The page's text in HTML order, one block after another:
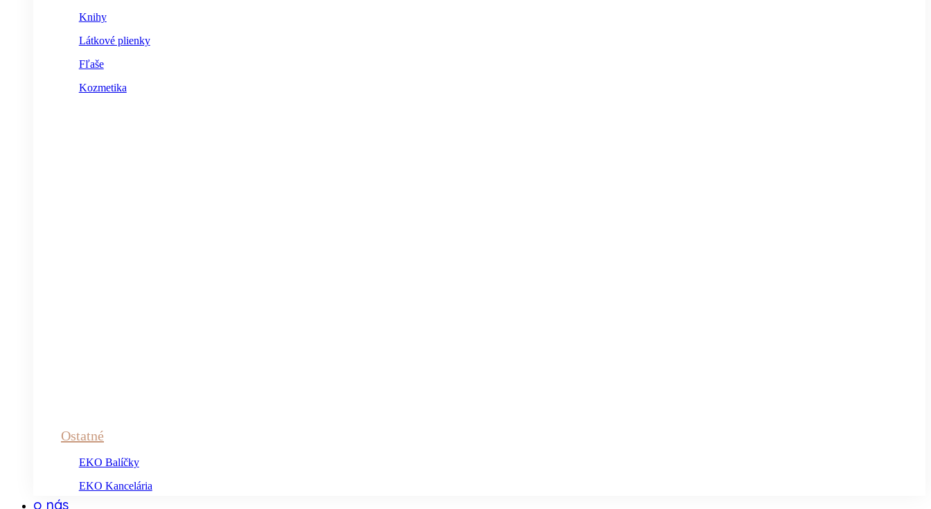
Knihy
Látkové plienky
Fľaše
Kozmetika
Ostatné
EKO Balíčky
EKO Kancelária
o nás